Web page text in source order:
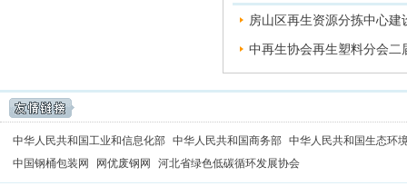
房山区再生资源分拣中心建
中再生协会再生塑料分会二
中华人民共和国工业和信息化部 中华人民共和国商务部 中华人民共和国生态环
中国钢桶包装网
网优废钢网 河北省绿色低碳循环发展协会